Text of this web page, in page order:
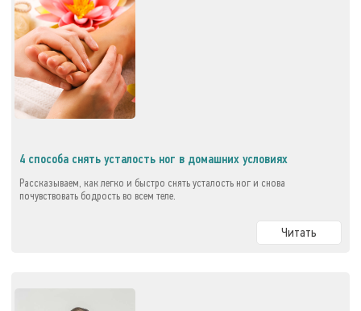
4 способа снять усталость ног в домашних условиях
Рассказываем, как легко и быстро снять усталость ног и снова
почувствовать бодрость во всем теле.
Читать